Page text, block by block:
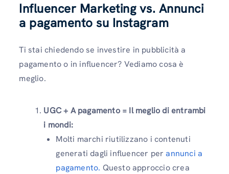
Influencer Marketing vs. Annunci
a pagamento su Instagram
Ti stai chiedendo se investire in pubblicità a
pagamento o in influencer? Vediamo cosa è
meglio.
UGC + A pagamento = Il meglio di entrambi
i mondi:
Molti marchi riutilizzano i contenuti
generati dagli influencer perannunci a
pagamento. Questo approccio crea